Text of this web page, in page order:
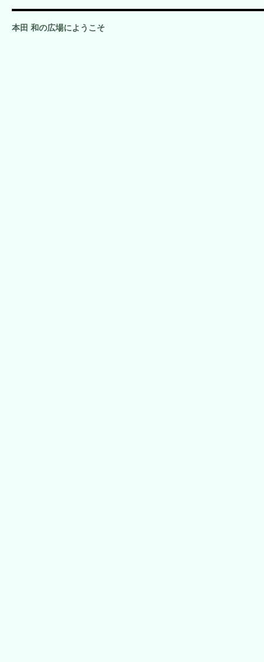
本田 和の広場にようこそ